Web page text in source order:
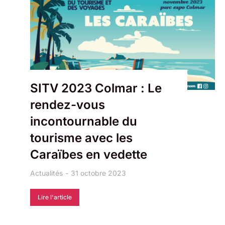
SITV 2023 Colmar : Le
rendez-vous
incontournable du
tourisme avec les
Caraïbes en vedette
Actualités 31 octobre 2023
Lire l'article